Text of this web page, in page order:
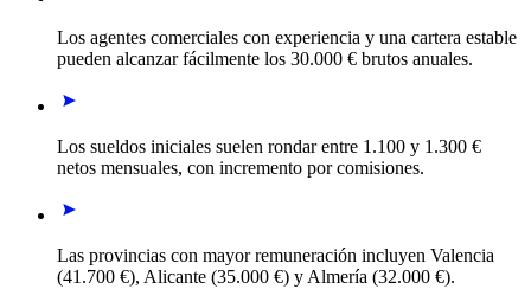
Los agentes comerciales con experiencia y una cartera estable
pueden alcanzar fácilmente los 30.000 € brutos anuales.
Los sueldos iniciales suelen rondar entre 1.100 y 1.300 €
netos mensuales, con incremento por comisiones.
Las provincias con mayor remuneración incluyen Valencia
(41.700 €), Alicante (35.000 €) y Almería (32.000 €).